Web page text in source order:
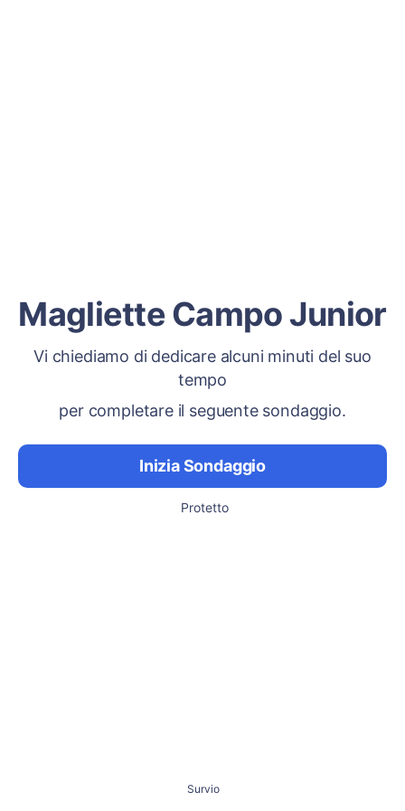
Magliette Campo Junior
Vi chiediamo di dedicare alcuni minuti del suo
tempo
per completare il seguente sondaggio.
Inizia Sondaggio
Protetto
Survio